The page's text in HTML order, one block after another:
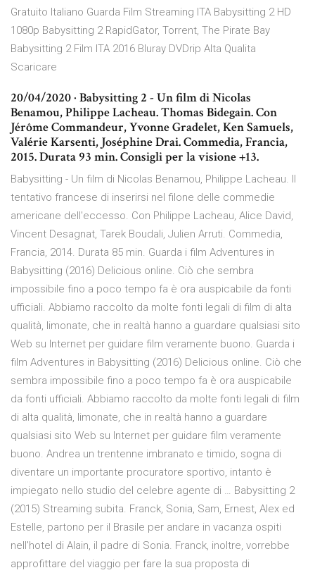
Gratuito Italiano Guarda Film Streaming ITA Babysitting 2 HD
1080p Babysitting 2 RapidGator, Torrent, The Pirate Bay
Babysitting 2 Film ITA 2016 Bluray DVDrip Alta Qualita
Scaricare
20/04/2020 · Babysitting 2 - Un film di Nicolas
Benamou, Philippe Lacheau. Thomas Bidegain. Con
Jérôme Commandeur, Yvonne Gradelet, Ken Samuels,
Valérie Karsenti, Joséphine Drai. Commedia, Francia,
2015. Durata 93 min. Consigli per la visione +13.
Babysitting - Un film di Nicolas Benamou, Philippe Lacheau. Il
tentativo francese di inserirsi nel filone delle commedie
americane dell'eccesso. Con Philippe Lacheau, Alice David,
Vincent Desagnat, Tarek Boudali, Julien Arruti. Commedia,
Francia, 2014. Durata 85 min. Guarda i film Adventures in
Babysitting (2016) Delicious online. Ciò che sembra
impossibile fino a poco tempo fa è ora auspicabile da fonti
ufficiali. Abbiamo raccolto da molte fonti legali di film di alta
qualità, limonate, che in realtà hanno a guardare qualsiasi sito
Web su Internet per guidare film veramente buono. Guarda i
film Adventures in Babysitting (2016) Delicious online. Ciò che
sembra impossibile fino a poco tempo fa è ora auspicabile
da fonti ufficiali. Abbiamo raccolto da molte fonti legali di film
di alta qualità, limonate, che in realtà hanno a guardare
qualsiasi sito Web su Internet per guidare film veramente
buono. Andrea un trentenne imbranato e timido, sogna di
diventare un importante procuratore sportivo, intanto è
impiegato nello studio del celebre agente di … Babysitting 2
(2015) Streaming subita. Franck, Sonia, Sam, Ernest, Alex ed
Estelle, partono per il Brasile per andare in vacanza ospiti
nell'hotel di Alain, il padre di Sonia. Franck, inoltre, vorrebbe
approfittare del viaggio per fare la sua proposta di